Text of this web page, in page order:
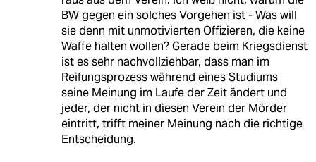
BW gegen ein solches Vorgehen ist - Was will
sie denn mit unmotivierten Offizieren, die keine
Waffe halten wollen? Gerade beim Kriegsdienst
ist es sehr nachvollziehbar, dass man im
Reifungsprozess während eines Studiums
seine Meinung im Laufe der Zeit ändert und
jeder, der nicht in diesen Verein der Mörder
eintritt, trifft meiner Meinung nach die richtige
Entscheidung.